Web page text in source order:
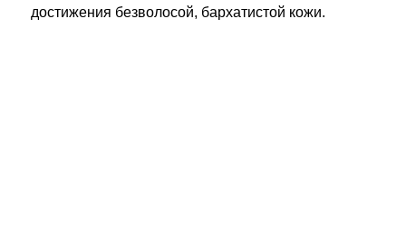
достижения безволосой, бархатистой кожи.